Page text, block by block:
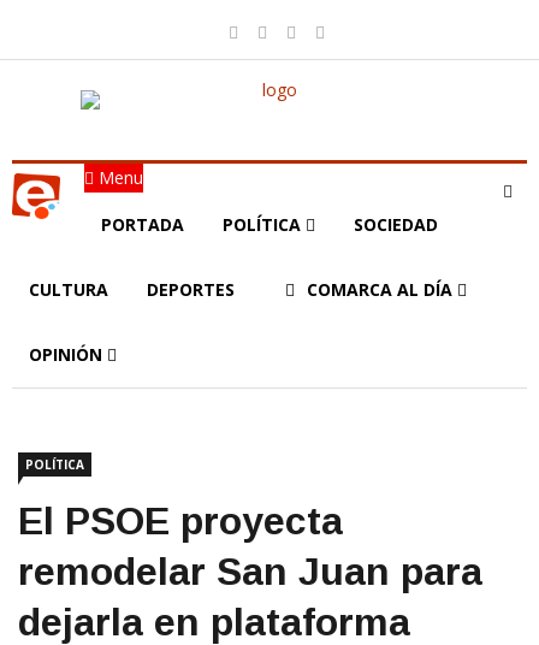
Menu
PORTADA POLÍTICA SOCIEDAD
CULTURA DEPORTES COMARCA AL DÍA
OPINIÓN
POLÍTICA
El PSOE proyecta
remodelar San Juan para
dejarla en plataforma